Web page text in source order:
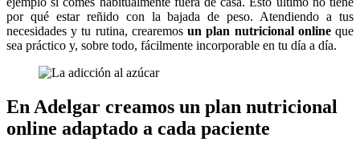
por qué estar reñido con la bajada de peso. Atendiendo a tus
necesidades y tu rutina, crearemosun plan nutricional onlineque
sea práctico y, sobre todo, fácilmente incorporable en tu día a día.
En Adelgar creamos un plan nutricional
online adaptado a cada paciente